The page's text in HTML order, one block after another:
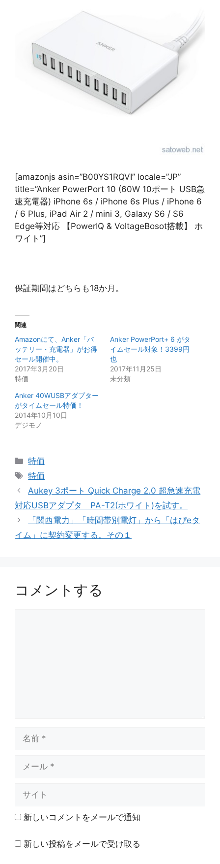
[amazonjs asin=”B00YS1RQVI” locale=”JP”
title=”Anker PowerPort 10 (60W 10ポート USB急
速充電器) iPhone 6s / iPhone 6s Plus / iPhone 6
/ 6 Plus, iPad Air 2 / mini 3, Galaxy S6 / S6
Edge等対応 【PowerIQ & VoltageBosot搭載】 ホ
ワイト”]
保証期間はどちらも18か月。
関連
Amazonにて、Anker「バ
ッテリー・充電器」がお得
セール開催中。
2017年3月20日
特価
Anker PowerPort+ 6 がタ
イムセール対象！3399円
也
2017年11月25日
未分類
Anker 40WUSBアダプター
がタイムセール特価！
2014年10月10日
デジモノ
カ
テ
リ
ー
特価
タ
グ
特価
Aukey 3ポート Quick Charge 2.0 超急速充電
対応USBアダプタ PA-T2(ホワイト)を試す。
「関西電力」「時間帯別電灯」から「はぴeタ
イム」に契約変更する。その１
コメントする
ト 新しいコメントをメールで通知
新しい投稿をメールで受け取る